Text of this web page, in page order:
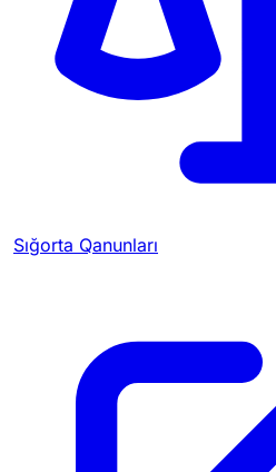
Sığorta Qanunları